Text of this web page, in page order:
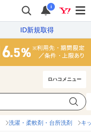
i
ID新規取得
ロハコメニュー
洗濯・柔軟剤・台所洗剤 キ